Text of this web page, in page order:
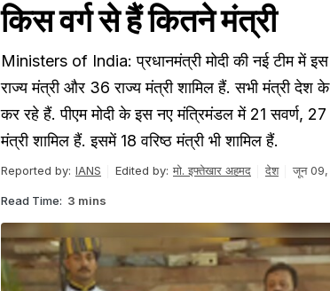
किस वर्ग से हैं कितने मंत्री
Ministers of India: प्रधानमंत्री मोदी की नई टीम में
राज्य मंत्री और 36 राज्य मंत्री शामिल हैं. सभी मंत्री देश के
कर रहे हैं. पीएम मोदी के इस नए मंत्रिमंडल में 21 सवर्ण,
मंत्री शामिल हैं. इसमें 18 वरिष्ठ मंत्री भी शामिल हैं.
Reported by: IANS Edited by: मो. इफ्तेखार अहमद देश जून 09,
Read Time: 3 mins